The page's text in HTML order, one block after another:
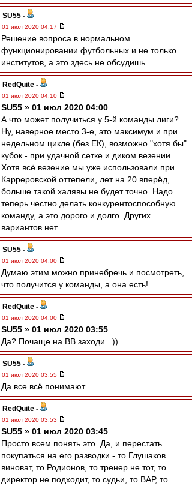
SU55 -
01 июл 2020 04:17
Решение вопроса в нормальном
функционировании футбольных и не только
институтов, а это здесь не обсудишь..
RedQuite -
01 июл 2020 04:10
SU55 » 01 июл 2020 04:00
А что может получиться у 5-й команды лиги?
Ну, наверное место 3-е, это максимум и при
недельном цикле (без ЕК), возможно "хотя бы"
кубок - при удачной сетке и диком везении.
Хотя всё везение мы уже использовали при
Карреровской оттепели, лет на 20 вперёд,
больше такой халявы не будет точно. Надо
теперь честно делать конкурентоспособную
команду, а это дорого и долго. Других
вариантов нет...
SU55 -
01 июл 2020 04:00
Думаю этим можно принебречь и посмотреть,
что получится у команды, а она есть!
RedQuite -
01 июл 2020 04:00
SU55 » 01 июл 2020 03:55
Да? Почаще на ВВ заходи...))
SU55 -
01 июл 2020 03:55
Да все всë понимают...
RedQuite -
01 июл 2020 03:53
SU55 » 01 июл 2020 03:45
Просто всем понять это. Да, и перестать
покупаться на его разводки - то Глушаков
виноват, то Родионов, то тренер не тот, то
директор не подходит, то судьи, то ВАР, то